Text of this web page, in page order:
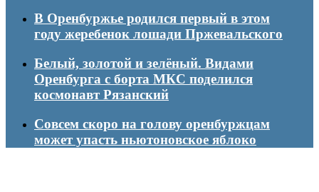
В Оренбуржье родился первый в этом
году жеребенок лошади Пржевальского
Белый, золотой и зелёный. Видами
Оренбурга с борта МКС поделился
космонавт Рязанский
Совсем скоро на голову оренбуржцам
может упасть ньютоновское яблоко